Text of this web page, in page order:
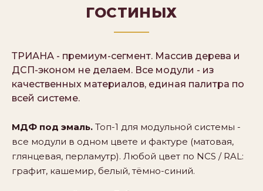
ГОСТИНЫХ
ТРИАНА - премиум-сегмент. Массив дерева и
ДСП-эконом не делаем. Все модули - из
качественных материалов, единая палитра по
всей системе.
МДФ под эмаль. Топ-1 для модульной системы -
все модули в одном цвете и фактуре (матовая,
глянцевая, перламутр). Любой цвет по NCS / RAL:
графит, кашемир, белый, тёмно-синий.